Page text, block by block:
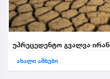
უპრეცედენტო გვალვა
ახალი ამბები